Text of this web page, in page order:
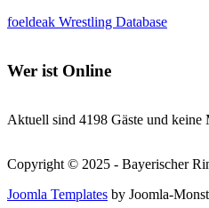
foeldeak Wrestling Database
Wer ist Online
Aktuell sind 4198 Gäste und keine
Copyright © 2025 - Bayerischer
Joomla Templates by Joomla-